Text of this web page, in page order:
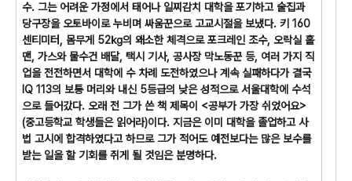
수. 그는 어려운 가정에서 태어나 일찌감치 대학을 포기하고 술집과
당구장을 오토바이로 누비며 싸움꾼으로 고교시절을 보냈다. 키 160
센티미터, 몸무게 52㎏의 왜소한 체격으로 포크레인 조수, 오락실 홀
맨, 가스와 물수건 배달, 택시 기사, 공사장 막노동꾼 등, 여러 가지 직
업을 전전하면서 대학에 수 차례 도전하였으나 계속 실패하다가 결국
IQ 113의 보통 머리와 내신 5등급의 낮은 성적으로 서울대학에 수석
으로 들어갔다. 오래 전 그가 쓴 책 제목이 <공부가 가장 쉬었어요>
(중고등학교 학생들은 읽어라)이다. 지금은 이미 대학을 졸업하고 사
법 고시에 합격하였다고 하므로 그가 적어도 예전보다는 많은 보수를
받는 일을 할 기회를 쥐게 될 것임은 분명하다.